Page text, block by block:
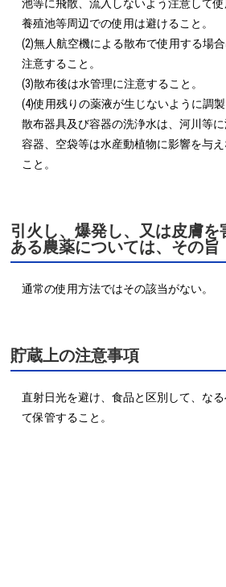
池等に飛散、流入しないよう注意して
養殖池等周辺での使用は避けること。
(2)無人航空機による散布で使用する場
注意すること。
(3)散布後は水管理に注意すること。
(4)使用残りの薬液が生じないように調
散布器具及び容器の洗浄水は、河川等
容器、空袋等は水産動植物に影響を与
こと。
引火し、爆発し、又は皮膚
ある農薬については、その旨
通常の使用方法ではその該当がない。
貯蔵上の注意事項
直射日光を避け、食品と区別して、な
て保管すること。